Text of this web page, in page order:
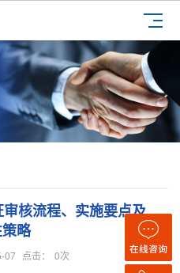
核流程、实施要点及
略
07 点击： 0次